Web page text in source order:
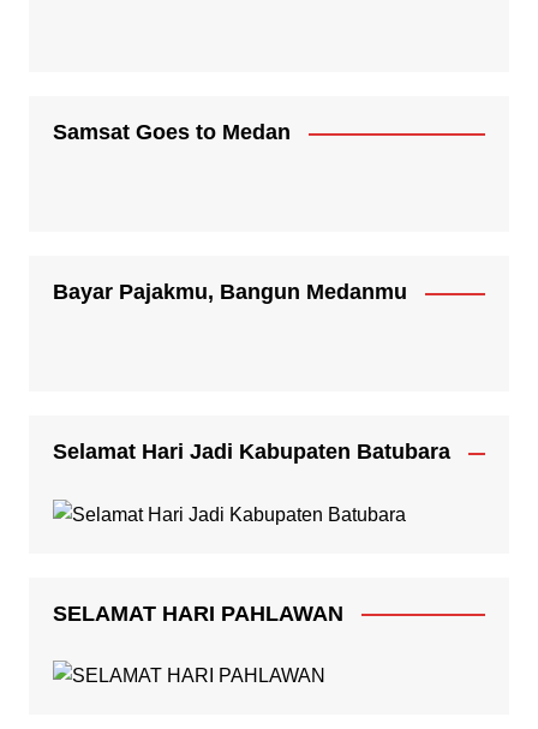
Samsat Goes to Medan
Bayar Pajakmu, Bangun Medanmu
Selamat Hari Jadi Kabupaten Batubara
SELAMAT HARI PAHLAWAN